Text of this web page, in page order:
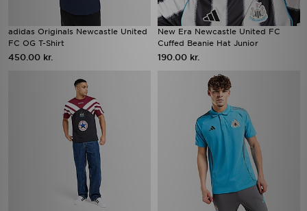
adidas Originals Newcastle United
FC OG T-Shirt
450.00 kr.
New Era Newcastle United FC
Cuffed Beanie Hat Junior
190.00 kr.